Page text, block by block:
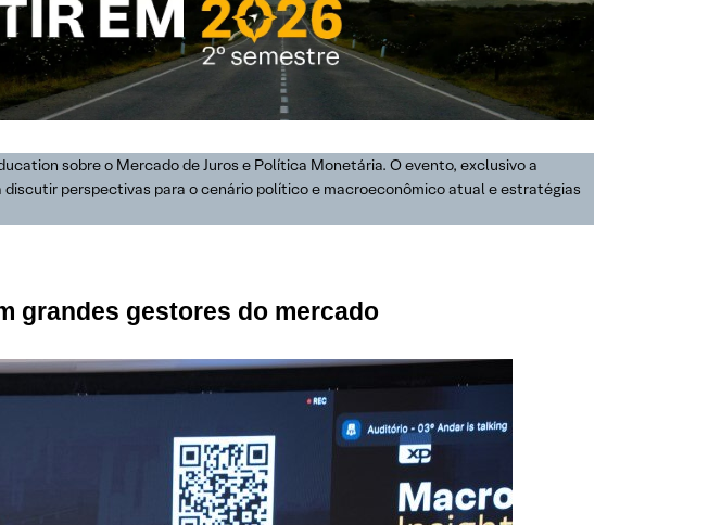
sobre o Mercado de Juros e Política Monetária. O evento, exclusivo a
perspectivas para o cenário político e macroeconômico atual e estratégias
grandes gestores do mercado